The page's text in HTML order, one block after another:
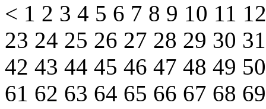
< 1 2 3 4 5 6 7 8 9 10 11
23 24 25 26 27 28 29 30
42 43 44 45 46 47 48 49
61 62 63 64 65 66 67 68